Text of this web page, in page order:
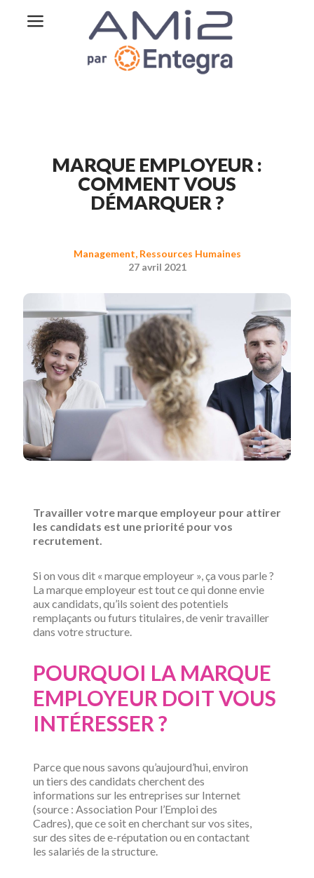
MARQUE EMPLOYEUR :
COMMENT VOUS
DÉMARQUER ?
Management, Ressources Humaines
27 avril 2021
Travailler votre marque employeur pour attirer
les candidats est une priorité pour vos
recrutement.
Si on vous dit « marque employeur », ça vous parle ?
La marque employeur est tout ce qui donne envie
aux candidats, qu’ils soient des potentiels
remplaçants ou futurs titulaires, de venir travailler
dans votre structure.
POURQUOI LA MARQUE
EMPLOYEUR DOIT VOUS
INTÉRESSER ?
Parce que nous savons qu’aujourd’hui, environ
un tiers des candidats cherchent des
informations sur les entreprises sur Internet
(source : Association Pour l’Emploi des
Cadres), que ce soit en cherchant sur vos sites,
sur des sites de e-réputation ou en contactant
les salariés de la structure.